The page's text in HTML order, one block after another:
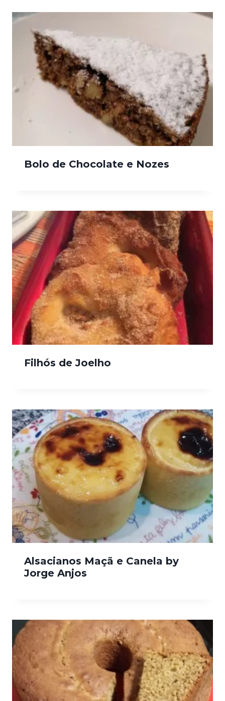
Bolo de Chocolate e Nozes
Filhós de Joelho
Alsacianos Maçã e Canela by
Jorge Anjos